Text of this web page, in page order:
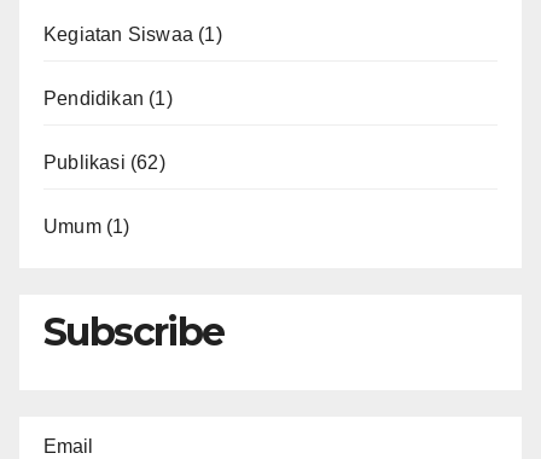
Kegiatan Siswaa (1)
Pendidikan (1)
Publikasi (62)
Umum(1)
Subscribe
Email